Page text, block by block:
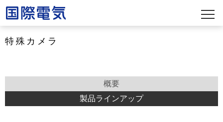
特殊カメラ
概要
製品ラインアップ